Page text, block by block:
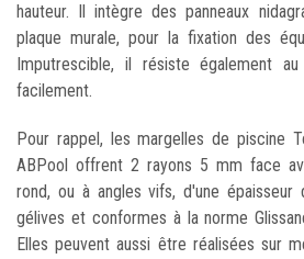
hauteur. Il intègre des panneaux
plaque murale, pour la fixation des
Imputrescible, il résiste également
facilement.
Pour rappel, les margelles de piscine
ABPool offrent 2 rayons 5 mm face
rond, ou à angles vifs, d'une
gélives et conformes à la norme
Elles peuvent aussi être réalisées sur